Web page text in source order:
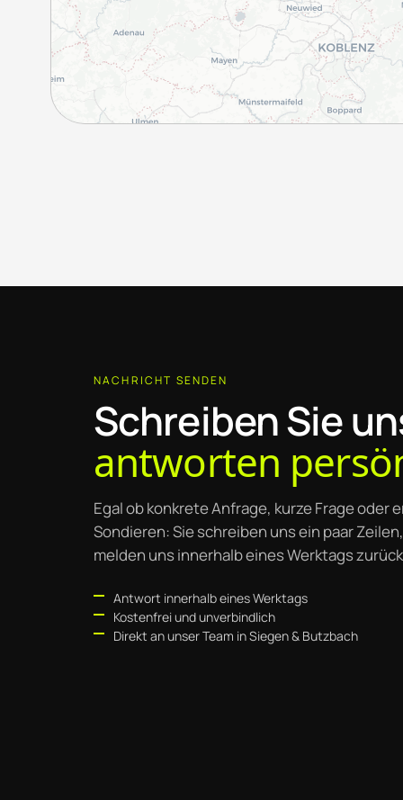
NACHRICHT SENDEN
Schreiben Sie
antworten
Egal ob konkrete Anfrage, kurze Frage oder
Sondieren: Sie schreiben uns ein paar
melden uns innerhalb eines Werktags
Antwort innerhalb eines Werktags
Kostenfrei und unverbindlich
Direkt an unser Team in Siegen & Butzbach